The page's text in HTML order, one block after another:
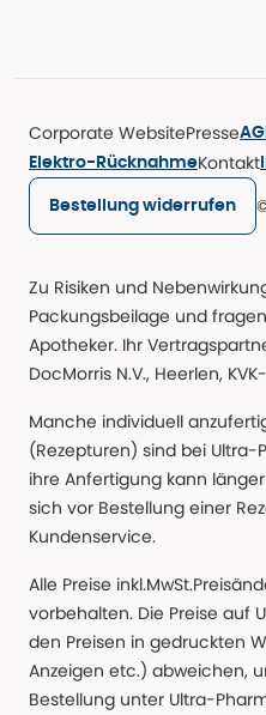
Corporate WebsitePresse
Elektro-RücknahmeKontakt
Bestellung widerrufen
Zu Risiken und
Packungsbeilage und
Apotheker. Ihr
DocMorris N.V., Heerlen,
Manche individuell
(Rezepturen) sind bei
ihre Anfertigung kann
sich vor Bestellung einer
Kundenservice.
Alle Preise
vorbehalten. Die Preise auf
den Preisen in gedruckten
Anzeigen etc.) abweichen,
Bestellung unter Ultra-